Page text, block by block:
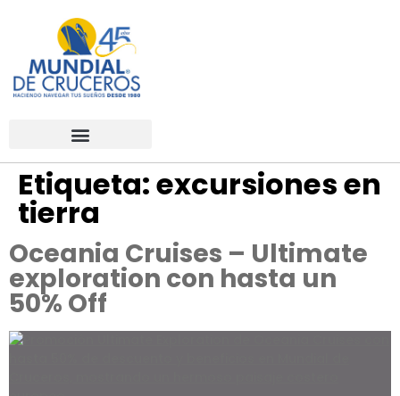
Etiqueta:excursiones en
tierra
Oceania Cruises – Ultimate
exploration con hasta un
50% Off